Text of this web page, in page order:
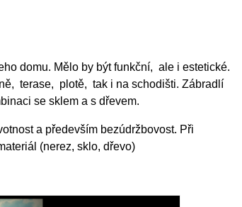
domu. Mělo by být funkční, ale i estetické.
terase, plotě, tak i na schodišti. Zábradlí
se sklem a s dřevem.
a především bezúdržbovost. Při
(nerez, sklo, dřevo)